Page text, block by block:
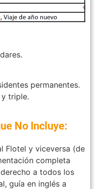
permanentes.
triple.
No Incluye:
Flotel y viceversa (de
completa
a todos los
guía en inglés a